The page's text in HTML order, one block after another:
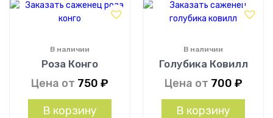
Роза Конго
В наличии
Цена от 750 ₽
В корзину
Голубика Ковилл
В наличии
Цена от 700 ₽
В корзину